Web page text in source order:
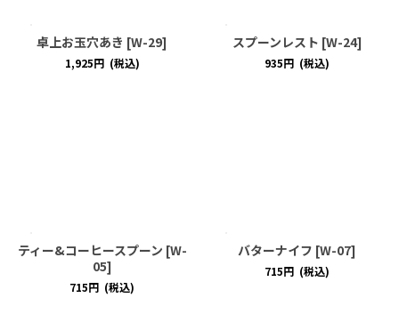
卓上お玉穴あき [W-29]
1,925円 (税込)
スプーンレスト [W-24]
935円 (税込)
ティー&コーヒースプーン [W-
05]
715円 (税込)
バターナイフ [W-07]
715円 (税込)